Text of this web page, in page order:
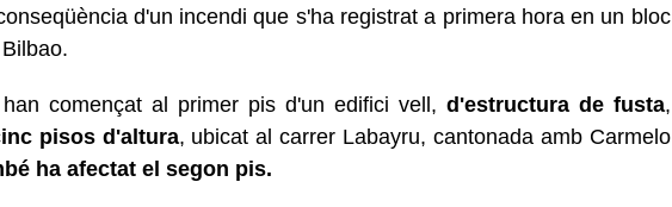
d'un incendi que s'ha registrat a primera hora en un bloc
començat al primer pis d'un edifici vell, d'estructura de fusta,
pisos d'altura, ubicat al carrer Labayru, cantonada amb Carmelo
ha afectat el segon pis.